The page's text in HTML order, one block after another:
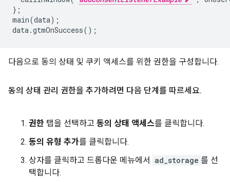
};
main(data);
data.gtmOnSuccess();
다음으로 동의 상태 및 쿠키 액세스를 위한 권한을 구성합니다.
동의 상태 관리 권한을 추가하려면 다음 단계를 따르세요.
권한 탭을 선택하고 동의 상태 액세스를 클릭합니다.
동의 유형 추가를 클릭합니다.
상자를 클릭하고 드롭다운 메뉴에서
ad_storage 를 선
택합니다.